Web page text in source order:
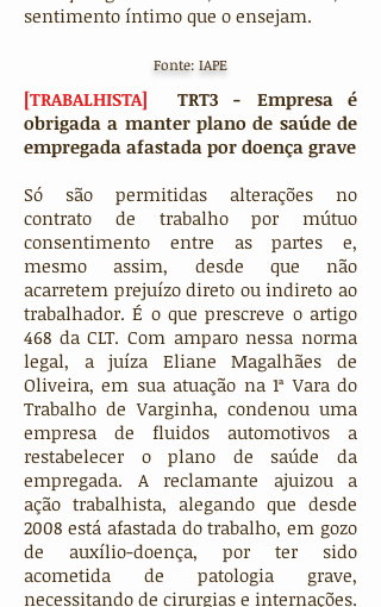
sentimento íntimo que o ensejam.
Fonte: IAPE
[TRABALHISTA]
TRT3 - Empresa é
obrigada a manter plano de saúde de
empregada afastada por doença grave
Só são permitidas alterações no
contrato de trabalho por mútuo
consentimento entre as partes e,
mesmo assim, desde que não
acarretem prejuízo direto ou indireto ao
trabalhador. É o que prescreve o artigo
468 da CLT. Com amparo nessa norma
legal, a juíza Eliane Magalhães de
Oliveira, em sua atuação na 1ª Vara do
Trabalho de Varginha, condenou uma
empresa de fluidos automotivos a
restabelecer o plano de saúde da
empregada. A reclamante ajuizou a
ação trabalhista, alegando que desde
2008 está afastada do trabalho, em gozo
de auxílio-doença, por ter sido
acometida de patologia grave,
necessitando de cirurgias e internações.